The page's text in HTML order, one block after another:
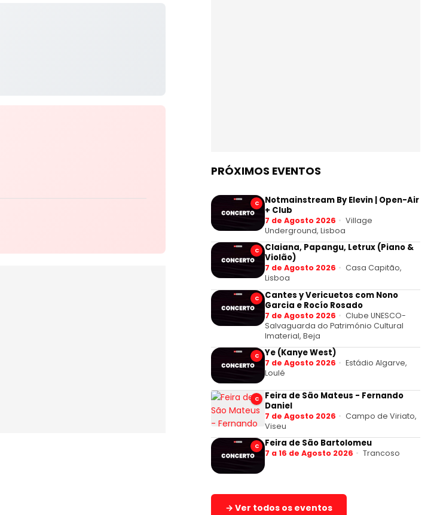
PRÓXIMOS EVENTOS
C
Notmainstream By Elevin | Open-Air
+ Club
7 de Agosto 2026
Village
Underground, Lisboa
C
Claiana, Papangu, Letrux (Piano &
Violão)
7 de Agosto 2026
Casa Capitão,
Lisboa
C
Cantes y Vericuetos com Nono
Garcia e Rocío Rosado
7 de Agosto 2026
Clube UNESCO-
Salvaguarda do Património Cultural
Imaterial, Beja
C Ye (Kanye West)
7 de Agosto 2026
Estádio Algarve,
Loulé
C
Feira de São Mateus - Fernando
Daniel
7 de Agosto 2026
Campo de Viriato,
Viseu
C Feira de São Bartolomeu
7 a 16 de Agosto 2026 Trancoso
→ Ver todos os eventos